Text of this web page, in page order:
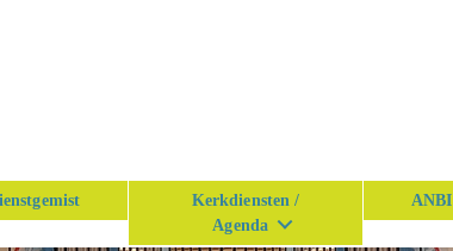
Kerkdiensten /
Agenda
ANBI